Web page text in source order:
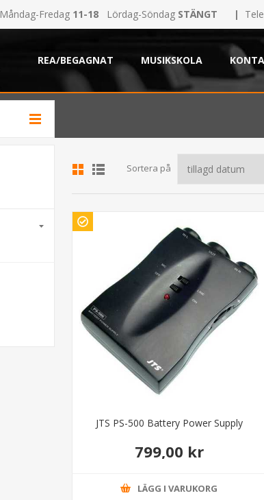
Måndag-Fredag 11-18 Lördag-Söndag STÄNGT |
REA/BEGAGNAT MUSIKSKOLA
Sortera på
JTS PS-500 Battery Power Supply
799,00 kr
LÄGG I VARUKORG